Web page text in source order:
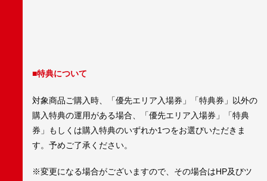
■特典について
対象商品ご購入時、「優先エリア入場券」「特典券」以外の
購入特典の運用がある場合、「優先エリア入場券」「特典
券」もしくは購入特典のいずれか1つをお選びいただきま
す。予めご了承ください。
※変更になる場合がございますので、その場合はHP及びツ